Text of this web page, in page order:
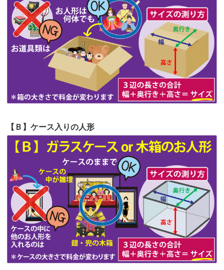
見つけまし...
第62回人形供養祭令和5年6月21日(水)
第61回人形供養祭 令和5年5月19日(金)
第60回人形供養祭令和5年3月28日(火)
第59回人形供養祭 令和5年2月10日(金)
第58回人形供養祭令和5年12月21日(水)
第56回人形供養祭 令和4年10月19日(水)
第55回人形供養祭令和4年9月8日(木)
第54回人形供養祭令和4年8月1日(月)
第53回人形供養祭令和4年7月1日(金)
第52回人形供養祭令和4年5月17日(火)
第51回人形供養祭令和4年4月18日(月)
第50回人形供養祭令和4年3月15日(火)
【Ｂ】ケース入りの人形